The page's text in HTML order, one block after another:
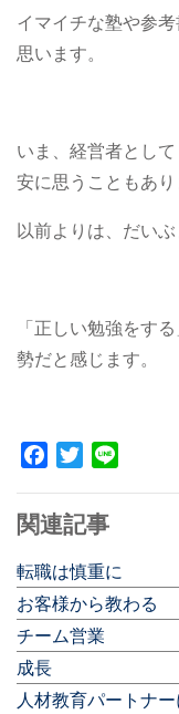
イマイチな塾や参
思います。
いま、経営者とし
安に思うこともあ
以前よりは、だいぶ
「正しい勉強をす
勢だと感じます。
Facebook
Twitter
関連記事
転職は慎重に
お客様から教わる
チーム営業
成長
人材教育パートナー